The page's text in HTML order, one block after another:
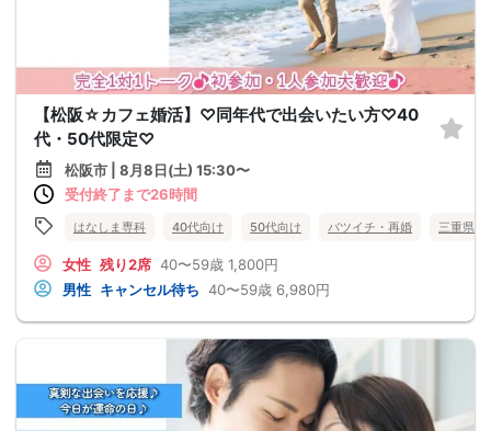
【松阪☆カフェ婚活】♡同年代で出会いたい方♡40
代・50代限定♡
松阪市 | 8月8日(土) 15:30〜
受付終了まで26時間
はなしま専科 40代向け 50代向け バツイチ・再婚 三重県
女性 残り2席 40〜59歳 1,800円
男性 キャンセル待ち 40〜59歳 6,980円